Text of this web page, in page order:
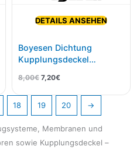
DETAILS ANSEHEN
Boyesen Dichtung
Kupplungsdeckel
04CC-12C
8,00€ 7,20€
18 19 20 →
Membranen und
sowie Kupplungsdeckel –